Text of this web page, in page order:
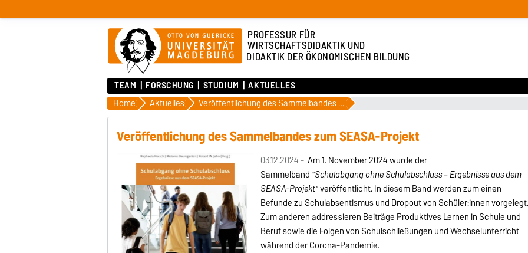
PROFESSUR FÜR
WIRTSCHAFTSDIDAKTIK UND
DIDAKTIK DER ÖKONOMISCHEN BILDUNG
TEAM FORSCHUNG STUDIUM AKTUELLES
Home Aktuelles Veröffentlichung des Sammelbandes zum SEASA-Projekt
Veröffentlichung des Sammelbandes zum SEASA-Projekt
03.12.2024 - Am 1. November 2024 wurde der
Sammelband "Schulabgang ohne Schulabschluss – Ergebnisse aus dem
SEASA-Projekt"veröffentlicht. In diesem Band werden zum einen
Befunde zu Schulabsentismus und Dropout von Schüler:innen vorgelegt.
Zum anderen addressieren Beiträge Produktives Lernen in Schule und
Beruf sowie die Folgen von Schulschließungen und Wechselunterricht
während der Corona-Pandemie.